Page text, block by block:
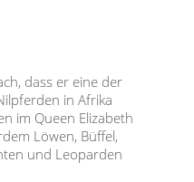
dass er eine der
in Afrika
im Queen Elizabeth
Löwen, Büffel,
und Leoparden